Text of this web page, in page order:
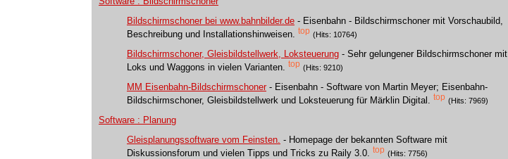
Bildschirmschoner bei www.bahnbilder.de - Eisenbahn - Bildschirmschoner mit Vorschaubild,
Beschreibung und Installationshinweisen. top (Hits: 10764)
Bildschirmschoner, Gleisbildstellwerk, Loksteuerung - Sehr gelungener Bildschirmschoner mit
Loks und Waggons in vielen Varianten. top (Hits: 9210)
MM Eisenbahn-Bildschirmschoner - Eisenbahn - Software von Martin Meyer; Eisenbahn-
Bildschirmschoner, Gleisbildstellwerk und Loksteuerung für Märklin Digital.
top (Hits: 7969)
Software : Planung
Gleisplanungssoftware vom Feinsten. - Homepage der bekannten Software mit
Diskussionsforum und vielen Tipps und Tricks zu Raily 3.0. top (Hits: 7756)